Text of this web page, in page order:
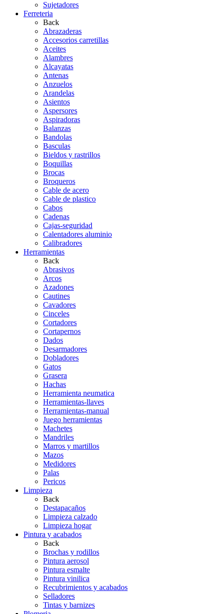
Sujetadores
Ferreteria
Back
Abrazaderas
Accesorios carretillas
Aceites
Alambres
Alcayatas
Antenas
Anzuelos
Arandelas
Asientos
Aspersores
Aspiradoras
Balanzas
Bandolas
Basculas
Bieldos y rastrillos
Boquillas
Brocas
Broqueros
Cable de acero
Cable de plastico
Cabos
Cadenas
Cajas-seguridad
Calentadores aluminio
Calibradores
Herramientas
Back
Abrasivos
Arcos
Azadones
Cautines
Cavadores
Cinceles
Cortadores
Cortapernos
Dados
Desarmadores
Dobladores
Gatos
Grasera
Hachas
Herramienta neumatica
Herramientas-llaves
Herramientas-manual
Juego herramientas
Machetes
Mandriles
Marros y martillos
Mazos
Medidores
Palas
Pericos
Limpieza
Back
Destapacaños
Limpieza calzado
Limpieza hogar
Pintura y acabados
Back
Brochas y rodillos
Pintura aerosol
Pintura esmalte
Pintura vinilica
Recubrimientos y acabados
Selladores
Tintas y barnizes